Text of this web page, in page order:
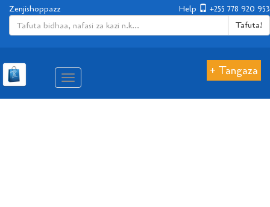
Help +255 778 920 953
Zenjishoppazz
Tafuta!
Aina
ya
+ Tangaza